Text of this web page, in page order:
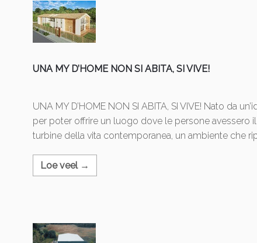
UNA MY D’HOME NON SI ABITA, SI VIVE!
UNA MY D’HOME NON SI ABITA, SI VIVE! Nato da
per poter offrire un luogo dove le persone avessero
turbine della vita contemporanea, un ambiente che
Loe veel →